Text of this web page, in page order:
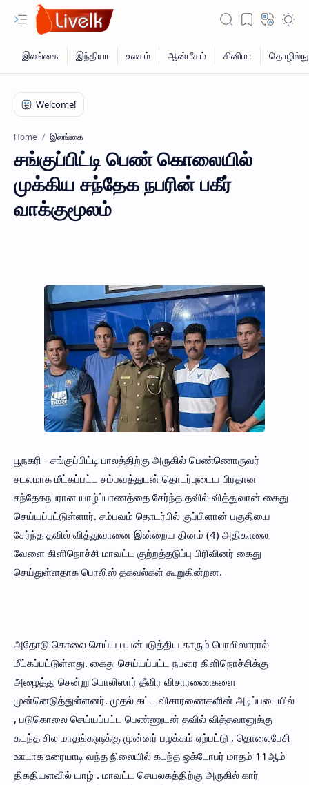
Home இலங்கை
சங்குப்பிட்டி பெண் கொலையில்
முக்கிய சந்தேக நபரின் பகீர்
வாக்குமூலம்
பூநகரி - சங்குப்பிட்டி பாலத்திற்கு அருகில் பெண்ணொருவர்
சடலமாக மீட்கப்பட்ட சம்பவத்துடன் தொடர்புடைய பிரதான
சந்தேகநபரான யாழ்ப்பாணத்தை சேர்ந்த தவில் வித்துவான் கைது
செய்யப்பட்டுள்ளார். சம்பவம் தொடர்பில் குப்பிளான் பகுதியை
சேர்ந்த தவில் வித்துவானை இன்றைய தினம் (4) அதிகாலை
வேளை கிளிநொச்சி மாவட்ட குற்றத்தடுப்பு பிரிவினர் கைது
செய்துள்ளதாக பொலிஸ் தகவல்கள் கூறுகின்றன.
அதோடு கொலை செய்ய பயன்படுத்திய காரும் பொலிஸாரால்
மீட்கப்பட்டுள்ளது. கைது செய்யப்பட்ட நபரை கிளிநொச்சிக்கு
அழைத்து சென்று பொலிஸார் தீவிர விசாரணைகளை
முன்னெடுத்துள்ளனர். முதல் கட்ட விசாரணைகளின் அடிப்படையில்
, படுகொலை செய்யப்பட்ட பெண்ணுடன் தவில் வித்தவானுக்கு
கடந்த சில மாதங்களுக்கு முன்னர் பழக்கம் ஏற்பட்டு , தொலைபேசி
ஊடாக உரையாடி வந்த நிலையில் கடந்த ஒக்டோபர் மாதம் 11ஆம்
திகதியளவில் யாழ் . மாவட்ட செயலகத்திற்கு அருகில் கார்